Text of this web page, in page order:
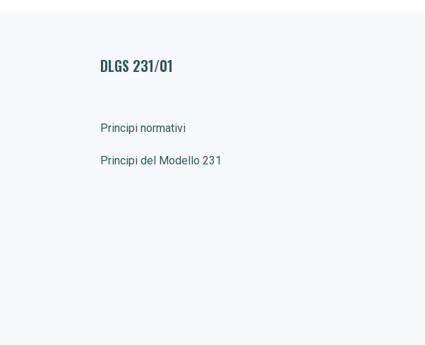
DLGS 231/01
Principi normativi
Principi del Modello 231